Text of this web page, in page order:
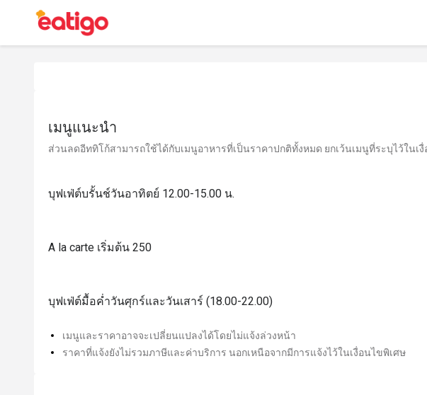
เมนูแนะนำ
ส่วนลดอีททิโก้สามารถใช้ได้กับเมนูอาหารที่เป็นราคาปกติทั้งหมด ยกเว้นเมนูที่ระบุไว้ในเ
บุฟเฟ่ต์บรั้นช์วันอาทิตย์ 12.00-15.00 น.
A la carte เริ่มต้น 250
บุฟเฟ่ต์มื้อค่ำวันศุกร์และวันเสาร์ (18.00-22.00)
เมนูและราคาอาจจะเปลี่ยนแปลงได้โดยไม่แจ้งล่วงหน้า
ราคาที่แจ้งยังไม่รวมภาษีและค่าบริการ นอกเหนือจากมีการแจ้งไว้ในเงื่อนไขพิเศษ